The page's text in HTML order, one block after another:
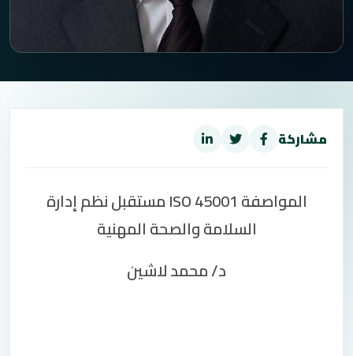
مشاركة
المواصفة
ISO 45001 مستقبل نظم إدارة
السلامة والصحة المهنية
د/ محمد لاشين